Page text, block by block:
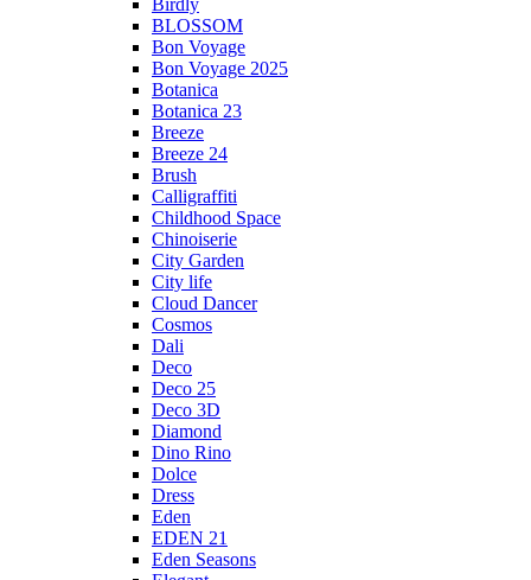
Birdly
BLOSSOM
Bon Voyage
Bon Voyage 2025
Botanica
Botanica 23
Breeze
Breeze 24
Brush
Calligraffiti
Childhood Space
Chinoiserie
City Garden
City life
Cloud Dancer
Cosmos
Dali
Deco
Deco 25
Deco 3D
Diamond
Dino Rino
Dolce
Dress
Eden
EDEN 21
Eden Seasons